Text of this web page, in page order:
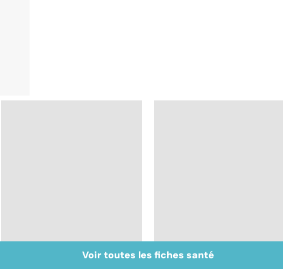
Staphylocoque doré :
Gynéco : un suivi
Voir toutes les fiches santé